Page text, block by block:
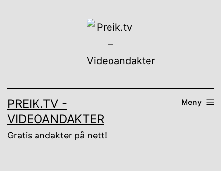
PREIK.TV -
VIDEOANDAKTER
Gratis andakter på nett!
Meny